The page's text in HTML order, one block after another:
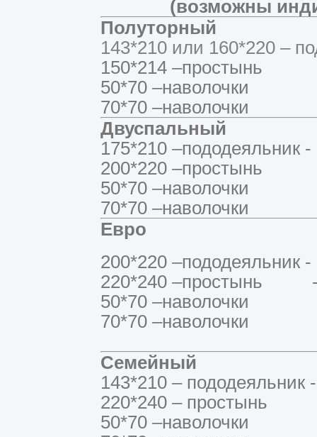
(возможны
Полуторный
143*210 или 160*220 –
150*214 –простынь
50*70 –наволочки
70*70 –наволочки
Двуспальный
175*210 –пододеяльник -
200*220 –простынь
50*70 –наволочки
70*70 –наволочки
Евро
200*220 –пододеяльник -
220*240 –простынь -
50*70 –наволочки
70*70 –наволочки
Семейный
143*210 – пододеяльник
220*240 – простынь
50*70 –наволочки